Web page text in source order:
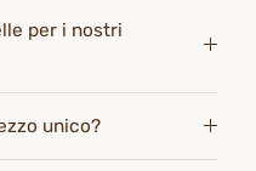
per i nostri
unico?